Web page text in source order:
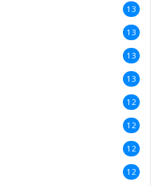
13
13
13
13
12
12
12
12